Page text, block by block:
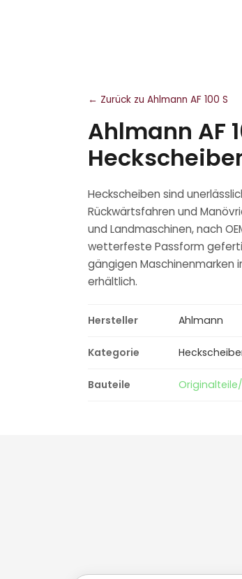
← Zurück zu Ahlmann AF 100 S
Ahlmann AF
Heckscheiben sind
Rückwärtsfahren und
und Landmaschinen, nach
wetterfeste Passform
gängigen Maschinenmarken
erhältlich.
Hersteller Ahlmann
Kategorie
Bauteile